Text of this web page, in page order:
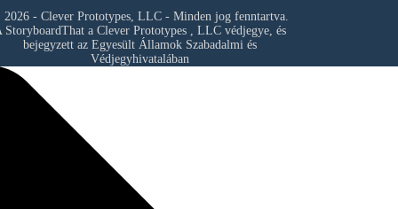
- Clever Prototypes, LLC - Minden jog fenntartva.
StoryboardThat a Clever Prototypes , LLC védjegye, és
bejegyzett az Egyesült Államok Szabadalmi és
Védjegyhivatalában